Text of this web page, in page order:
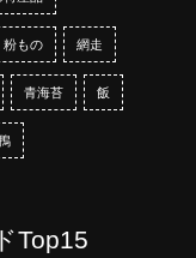
粉もの 網走
青海苔 飯
Top15